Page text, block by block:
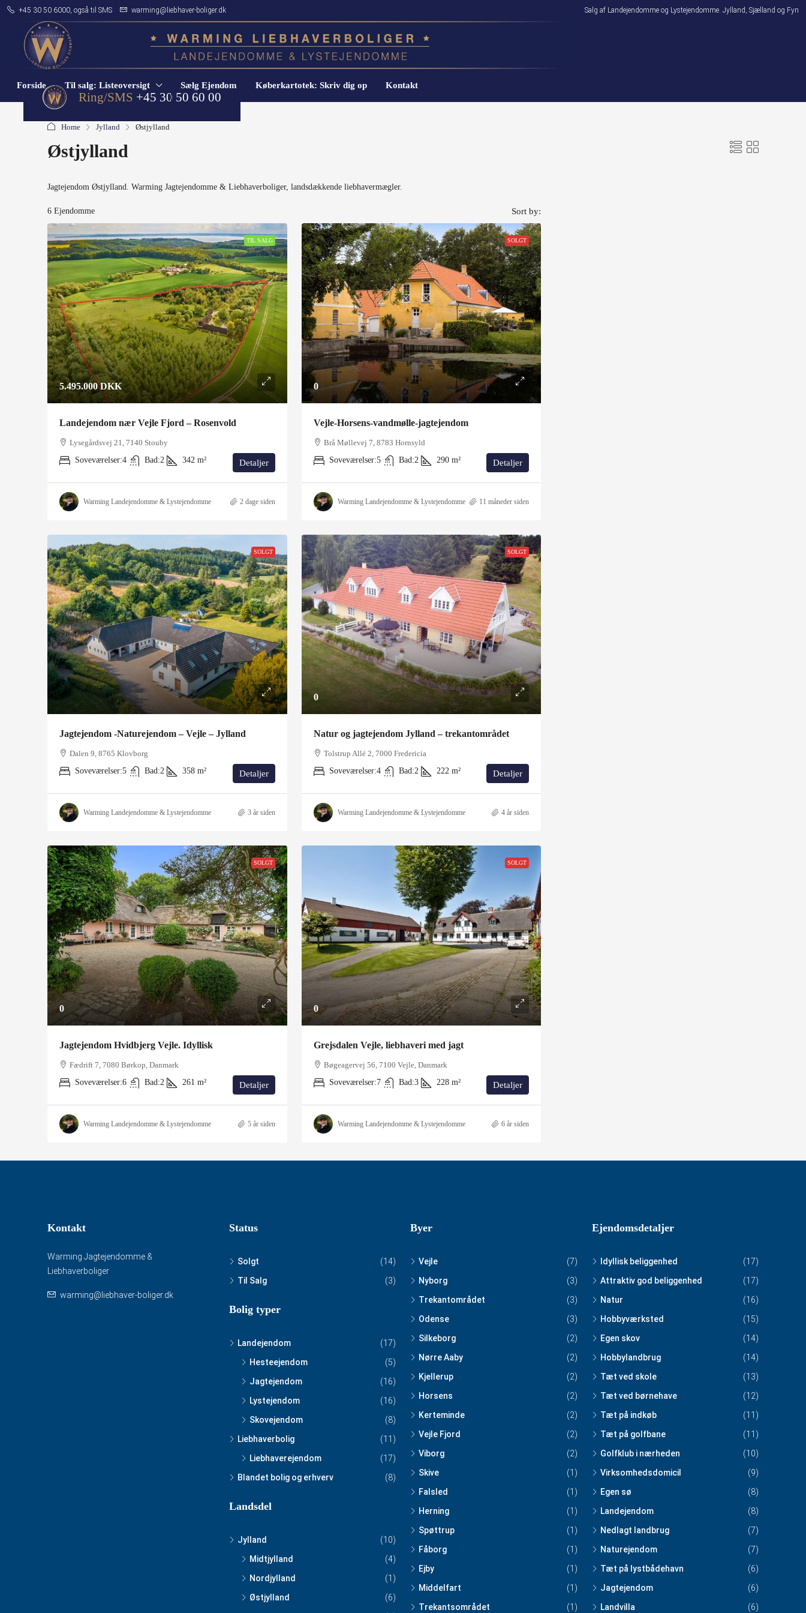
+45 30 50 6000, også til SMS warming@liebhaver-boliger.dk Salg af Landejendomme og Lystejendomme. Jylland, Sjælland og Fyn
Ring/SMS +45 30 50 60 00
Forside Til salg: Listeoversigt Sælg Ejendom Køberkartotek: Skriv dig op Kontakt
Home Jylland Østjylland
Østjylland
Jagtejendom Østjylland. Warming Jagtejendomme & Liebhaverboliger, landsdækkende liebhavermægler.
6 Ejendomme Sort by:
TIL SALG
5.495.000 DKK
Landejendom nær Vejle Fjord – Rosenvold
Lysegårdsvej 21, 7140 Stouby
Soveværelser:4 Bad:2 342 m² Detaljer
Warming Landejendomme & Lystejendomme 2 dage siden
SOLGT
0
Vejle-Horsens-vandmølle-jagtejendom
Brå Møllevej 7, 8783 Hornsyld
Soveværelser:5 Bad:2 290 m² Detaljer
Warming Landejendomme & Lystejendomme 11 måneder siden
SOLGT
Jagtejendom -Naturejendom – Vejle – Jylland
Dalen 9, 8765 Klovborg
Soveværelser:5 Bad:2 358 m² Detaljer
Warming Landejendomme & Lystejendomme 3 år siden
SOLGT
0
Natur og jagtejendom Jylland – trekantområdet
Tolstrup Allé 2, 7000 Fredericia
Soveværelser:4 Bad:2 222 m² Detaljer
Warming Landejendomme & Lystejendomme 4 år siden
SOLGT
0
Jagtejendom Hvidbjerg Vejle. Idyllisk
Fædrift 7, 7080 Børkop, Danmark
Soveværelser:6 Bad:2 261 m² Detaljer
Warming Landejendomme & Lystejendomme 5 år siden
SOLGT
0
Grejsdalen Vejle, liebhaveri med jagt
Bøgeagervej 56, 7100 Vejle, Danmark
Soveværelser:7 Bad:3 228 m² Detaljer
Warming Landejendomme & Lystejendomme 6 år siden
Kontakt
Warming Jagtejendomme &
Liebhaverboliger
warming@liebhaver-boliger.dk
Status
Solgt
(14)
Til Salg
(3)
Bolig typer
Landejendom
(17)
Hesteejendom
(5)
Jagtejendom
(16)
Lystejendom
(16)
Skovejendom
(8)
Liebhaverbolig
(11)
Liebhaverejendom
(17)
Blandet bolig og erhverv
(8)
Landsdel
Jylland
(10)
Midtjylland
(4)
Nordjylland
(1)
Østjylland
(6)
Byer
Vejle
(7)
Nyborg
(3)
Trekantområdet
(3)
Odense
(3)
Silkeborg
(2)
Nørre Aaby
(2)
Kjellerup
(2)
Horsens
(2)
Kerteminde
(2)
Vejle Fjord
(2)
Viborg
(2)
Skive
(1)
Falsled
(1)
Herning
(1)
Spøttrup
(1)
Fåborg
(1)
Ejby
(1)
Middelfart
(1)
Trekantsområdet
(1)
Ejendomsdetaljer
Idyllisk beliggenhed
(17)
Attraktiv god beliggenhed
(17)
Natur
(16)
Hobbyværksted
(15)
Egen skov
(14)
Hobbylandbrug
(14)
Tæt ved skole
(13)
Tæt ved børnehave
(12)
Tæt på indkøb
(11)
Tæt på golfbane
(11)
Golfklub i nærheden
(10)
Virksomhedsdomicil
(9)
Egen sø
(8)
Landejendom
(8)
Nedlagt landbrug
(7)
Naturejendom
(7)
Tæt på lystbådehavn
(6)
Jagtejendom
(6)
Landvilla
(6)